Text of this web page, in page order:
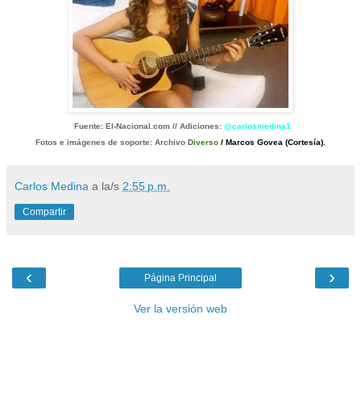
Fuente: El-Nacional.com // Adiciones: @carlosmedina1
Fotos e imágenes de soporte: Archivo Diverso / Marcos Govea (Cortesía).
Carlos Medina a la/s 2:55 p.m.
Compartir
‹ ›
Página Principal
Ver la versión web